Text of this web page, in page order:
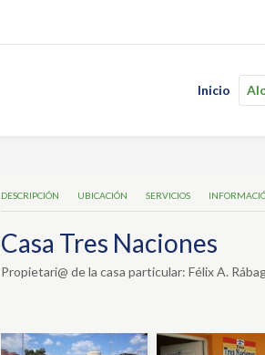
Inicio
DESCRIPCIÓN UBICACIÓN SERVICIOS
Casa Tres Naciones
Propietari@ de la casa particular: Félix A.